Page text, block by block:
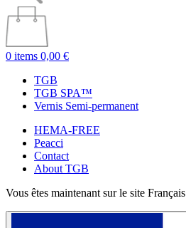
0 items 0,00 €
TGB
TGB SPA™
Vernis Semi-permanent
HEMA-FREE
Peacci
Contact
About TGB
Vous êtes maintenant sur le site Français